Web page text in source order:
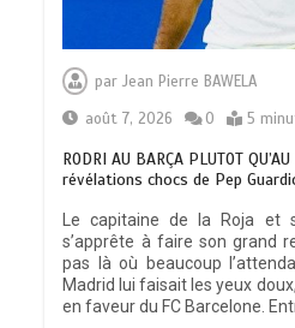
parJean Pierre BAWELA
août 7, 2026
0 5
RODRI AU BARÇA PLUTOT
révélations chocs de Pep
Le capitaine de la Roja et
s’apprête à faire son grand
pas là où beaucoup
Madrid lui faisait les yeux
en faveur du FC Barcelone.